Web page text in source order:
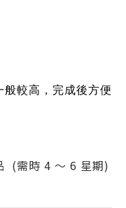
較高，完成後方便
(需時 4 ～ 6 星期)